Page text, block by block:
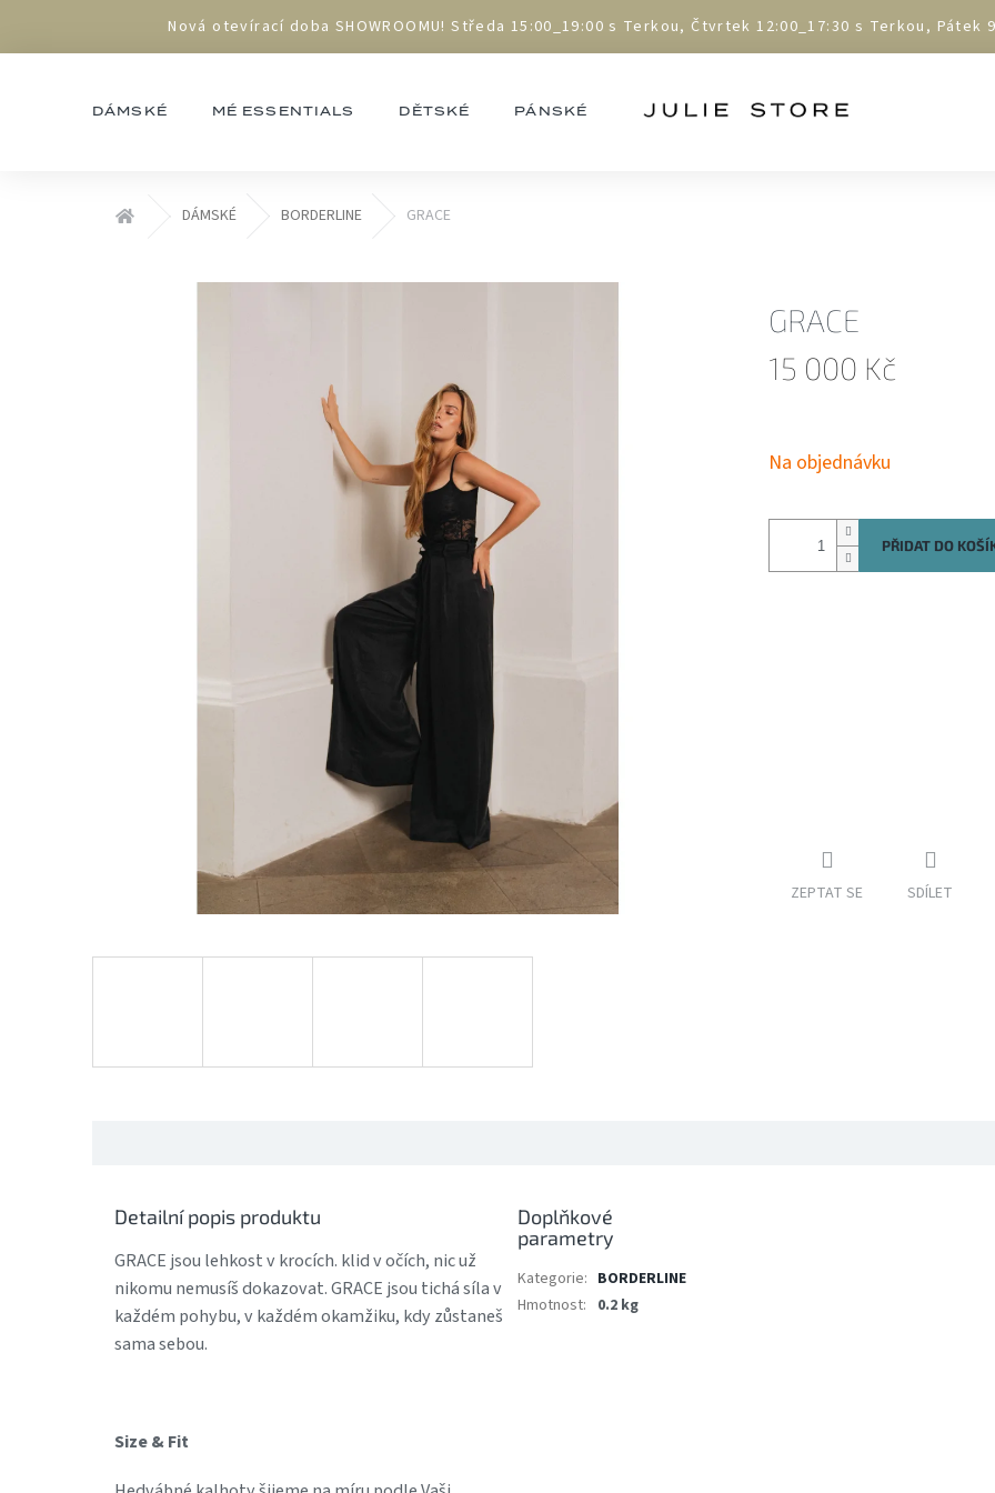
obsah
Nová otevírací doba SHOWROOMU! Středa 15:00_19:00 s Terkou, Čtvrtek 12:00_17:30 s Terkou, Pátek
DÁMSKÉ MÉ ESSENTIALS DĚTSKÉ PÁNSKÉ
Domů DÁMSKÉ BORDERLINE GRACE
GRACE
15 000 Kč
Na objednávku
PŘIDAT DO
ZEPTAT SE SDÍLET
Detailní popis produktu
GRACE jsou lehkost v krocích. klid v očích, nic už
nikomu nemusíš dokazovat. GRACE jsou tichá síla v
každém pohybu, v každém okamžiku, kdy zůstaneš
sama sebou.
Size & Fit
Doplňkové
parametry
Kategorie: BORDERLINE
Hmotnost: 0.2 kg